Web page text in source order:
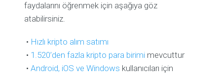
faydalarını öğrenmek için aşağıya göz
atabilirsiniz.
• Hızlı kripto alım satımı
• 1.520’den fazla kripto para birimi mevcuttur
• Android, iOS ve Windows kullanıcıları için